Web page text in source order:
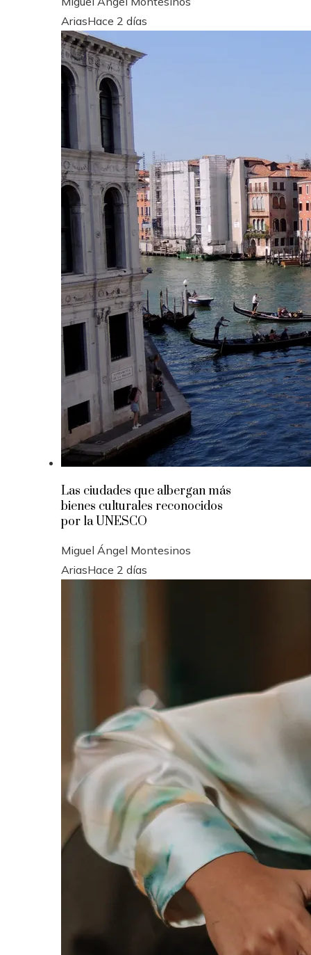
AriasHace 2 días
Las ciudades que albergan más
bienes culturales reconocidos
por la UNESCO
Miguel Ángel Montesinos
AriasHace 2 días